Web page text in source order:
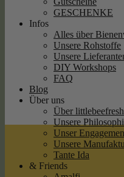
GESCHENKE
Infos
Alles über
Unsere Rohstoffe
Unsere
DIY Workshops
FAQ
Blog
Über uns
Über littlebeefresh
Unsere
Unser
Unsere
Tante Ida
& Friends